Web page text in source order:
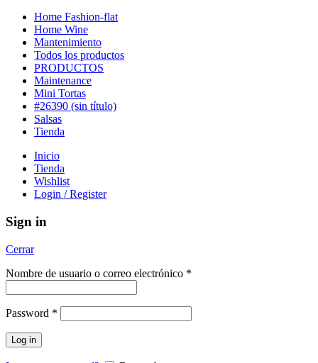
Home Fashion-flat
Home Wine
Mantenimiento
Todos los productos
PRODUCTOS
Maintenance
Mini Tortas
#26390 (sin título)
Salsas
Tienda
Inicio
Tienda
Wishlist
Login / Register
Sign in
Cerrar
Nombre de usuario o correo electrónico *
Password *
Log in